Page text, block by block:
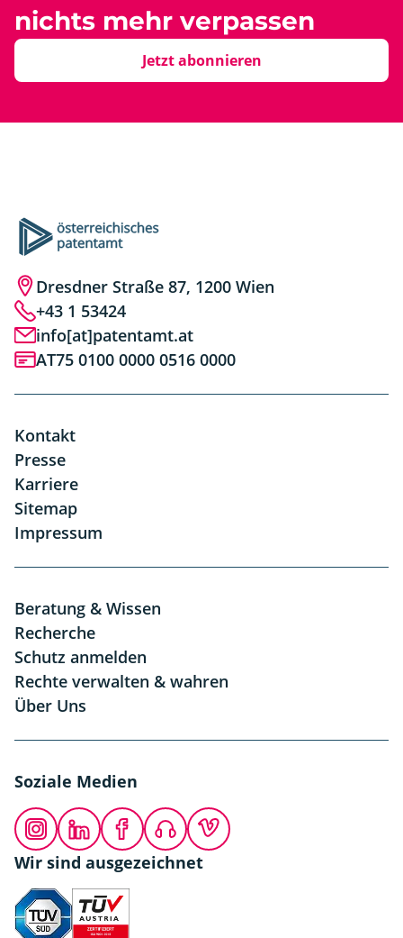
nichts mehr verpassen
Jetzt abonnieren
Dresdner Straße 87, 1200 Wien
+43 1 53424
info[at]patentamt.at
AT75 0100 0000 0516 0000
Kontakt
Presse
Karriere
Sitemap
Impressum
Beratung & Wissen
Recherche
Schutz anmelden
Rechte verwalten & wahren
Über Uns
Soziale Medien
InstagramLinkedInFacebookPodcastVimeo
Wir sind ausgezeichnet